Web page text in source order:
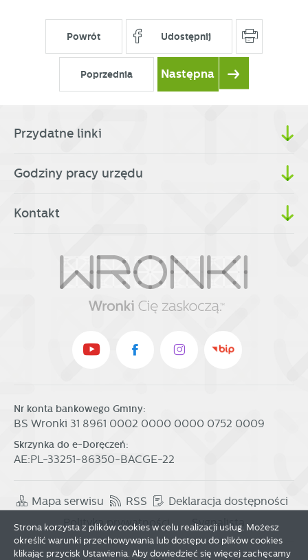
Powrót Udostępnij
Poprzednia Następna
Przydatne linki
Godziny pracy urzędu
Kontakt
Nr konta bankowego Gminy:
BS Wronki 31 8961 0002 0000 0000 0752 0009
Skrzynka do e-Doręczeń:
AE:PL-33251-86350-BACGE-22
Mapa serwisu RSS
Deklaracja dostępności
Polityka prywatności
Sygnalista
Strona korzysta z plików cookies w celu realizacji usług. Możesz
określić warunki przechowywania lub dostępu do plików cookies
klikając przycisk Ustawienia. Aby dowiedzieć się więcej zachęcamy